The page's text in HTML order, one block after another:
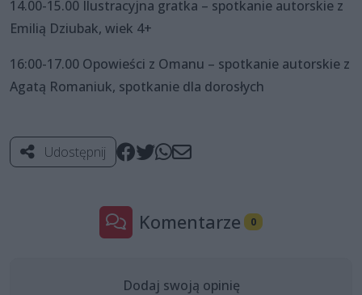
14.00-15.00 Ilustracyjna gratka – spotkanie autorskie z
Emilią Dziubak, wiek 4+
16:00-17.00 Opowieści z Omanu – spotkanie autorskie z
Agatą Romaniuk, spotkanie dla dorosłych
Udostępnij
Komentarze 0
Dodaj swoją opinię